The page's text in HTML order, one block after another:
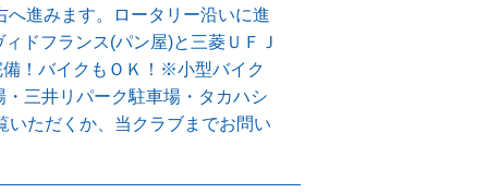
進みます。ロータリー沿いに進
ドフランス(パン屋)と三菱ＵＦＪ
！バイクもＯＫ！※小型バイク
三井リパーク駐車場・タカハシ
いただくか、当クラブまでお問い